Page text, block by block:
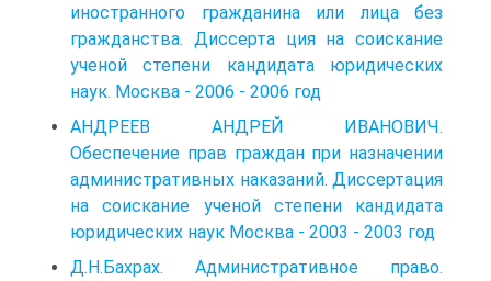
иностранного гражданина или лица без
гражданства. Диссерта ция на соискание
ученой степени кандидата юридических
наук. Москва - 2006 - 2006 год
АНДРЕЕВ АНДРЕЙ ИВАНОВИЧ.
Обеспечение прав граждан при назначении
административных наказаний. Диссертация
на соискание ученой степени кандидата
юридических наук Москва - 2003 - 2003 год
Д.Н.Бахрах. Административное право.